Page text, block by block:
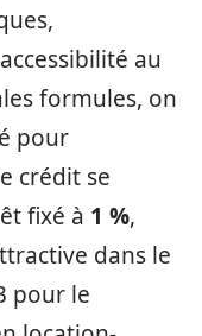
au
formules, on
pour
crédit se
fixé à 1 %,
dans le
pour le